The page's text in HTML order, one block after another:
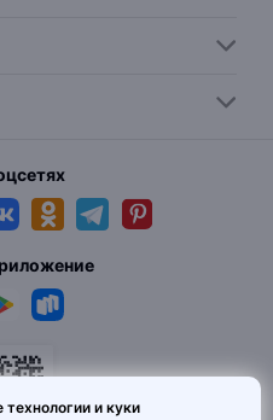
и куки